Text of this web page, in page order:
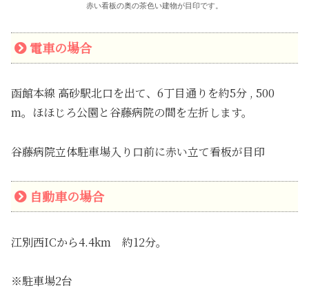
赤い看板の奥の茶色い建物が目印です。
電車の場合
函館本線 高砂駅北口を出て、6丁目通りを約5分 , 500
m。ほほじろ公園と谷藤病院の間を左折します。
谷藤病院立体駐車場入り口前に赤い立て看板が目印
自動車の場合
江別西ICから4.4km 約12分。
※駐車場2台